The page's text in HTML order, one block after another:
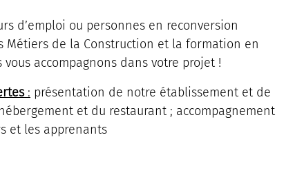
d’emploi ou personnes en reconversion
Métiers de la Construction et la formation en
accompagnons dans votre projet !
: présentation de notre établissement et de
et du restaurant ; accompagnement
et les apprenants